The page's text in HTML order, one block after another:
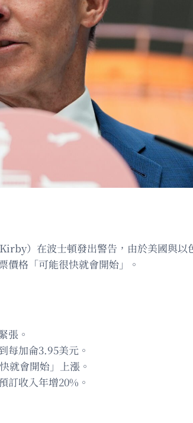
）在波士頓發出警告，由於美國與以
價格「可能很快就會開始」。
張。
每加侖3.95美元。
就會開始」上漲。
訂收入年增20%。